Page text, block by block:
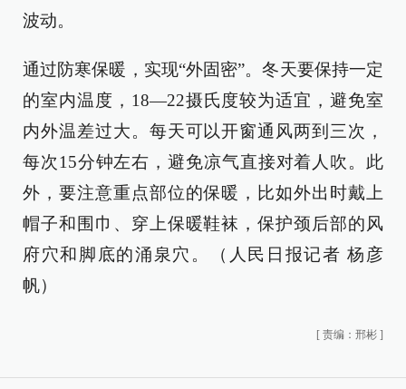
波动。
通过防寒保暖，实现“外固密”。冬天要保持一定
的室内温度，18—22摄氏度较为适宜，避免室
内外温差过大。每天可以开窗通风两到三次，
每次15分钟左右，避免凉气直接对着人吹。此
外，要注意重点部位的保暖，比如外出时戴上
帽子和围巾、穿上保暖鞋袜，保护颈后部的风
府穴和脚底的涌泉穴。（人民日报记者 杨彦
帆）
[ 责编：邢彬 ]